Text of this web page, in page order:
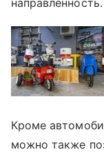
Кроме
можно также